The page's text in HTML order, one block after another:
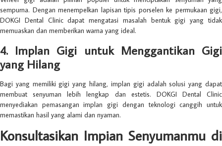
sempurna. Dengan menempelkan lapisan tipis porselen ke permukaan gigi,
DOKGI Dental Clinic dapat mengatasi masalah bentuk gigi yang tidak
memuaskan dan memberikan warna yang ideal.
4. Implan Gigi untuk Menggantikan Gigi
yang Hilang
Bagi yang memiliki gigi yang hilang, implan gigi adalah solusi yang dapat
membuat senyuman lebih lengkap dan estetis. DOKGI Dental Clinic
menyediakan pemasangan implan gigi dengan teknologi canggih untuk
memastikan hasil yang alami dan nyaman.
Konsultasikan Impian Senyumanmu di